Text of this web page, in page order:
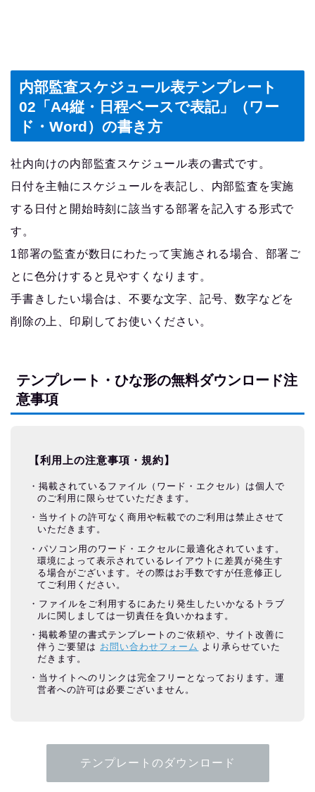
内部監査スケジュール表テンプレート
02「A4縦・日程ベースで表記」（ワー
ド・Word）の書き方
社内向けの内部監査スケジュール表の書式です。
日付を主軸にスケジュールを表記し、内部監査を実施
する日付と開始時刻に該当する部署を記入する形式で
す。
1部署の監査が数日にわたって実施される場合、部署ご
とに色分けすると見やすくなります。
手書きしたい場合は、不要な文字、記号、数字などを
削除の上、印刷してお使いください。
テンプレート・ひな形の無料ダウンロード注
意事項
【利用上の注意事項・規約】
掲載されているファイル（ワード・エクセル）は個人で
のご利用に限らせていただきます。
当サイトの許可なく商用や転載でのご利用は禁止させて
いただきます。
パソコン用のワード・エクセルに最適化されています。
環境によって表示されているレイアウトに差異が発生す
る場合がございます。その際はお手数ですが任意修正し
てご利用ください。
ファイルをご利用するにあたり発生したいかなるトラブ
ルに関しましては一切責任を負いかねます。
掲載希望の書式テンプレートのご依頼や、サイト改善に
伴うご要望は お問い合わせフォーム より承らせていた
だきます。
当サイトへのリンクは完全フリーとなっております。運
営者への許可は必要ございません。
テンプレートのダウンロード